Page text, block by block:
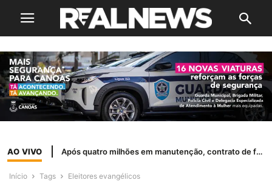
AO VIVO Após quatro milhões em manutenção, contrato de frota herdado de Wasem é suspenso
Início Tags Eleitores evangélicos